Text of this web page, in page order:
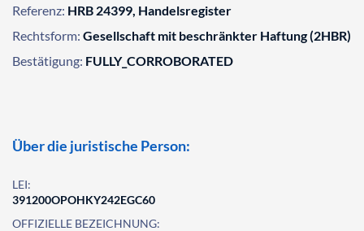
Referenz: HRB 24399, Handelsregister
Rechtsform: Gesellschaft mit beschränkter Haftung (2HBR)
Bestätigung: FULLY_CORROBORATED
Über die juristische Person:
LEI:
391200OPOHKY242EGC60
OFFIZIELLE BEZEICHNUNG: